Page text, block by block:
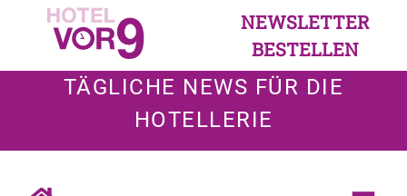
NEWSLETTER
BESTELLEN
TÄGLICHE NEWS FÜR DIE
HOTELLERIE